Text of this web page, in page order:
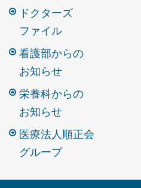
ドクターズ
ファイル
看護部からの
お知らせ
栄養科からの
お知らせ
医療法人順正会
グループ